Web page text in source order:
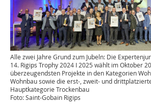
Alle zwei Jahre Grund zum Jubeln: Die
14. Rigips Trophy 2024 I 2025 wählt im Oktober
überzeugendsten Projekte in den Kategorien
Wohnbau sowie die erst-, zweit- und
Hauptkategorie Trockenbau
Foto: Saint-Gobain Rigips